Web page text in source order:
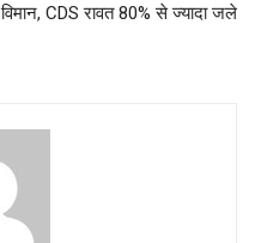
विमान, CDS रावत 80% से ज्यादा जले